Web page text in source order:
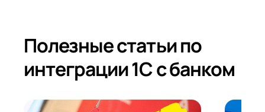
Полезные статьи по
интеграции 1С с банком